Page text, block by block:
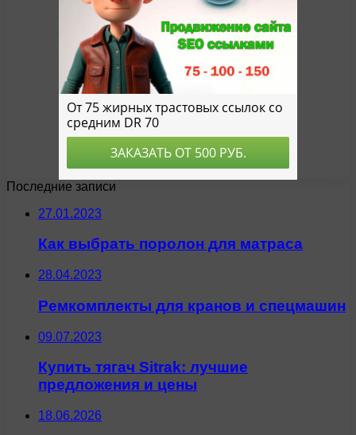
Последние записи
27.01.2023
Как выбрать поролон для матраса
28.04.2023
Ремкомплекты для кранов и спецмашин
09.07.2023
Купить тягач Sitrak: лучшие
предложения и цены
18.06.2026